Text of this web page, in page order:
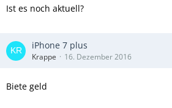
Ist es noch aktuell?
iPhone 7 plus
Krappe 16. Dezember 2016
Biete geld